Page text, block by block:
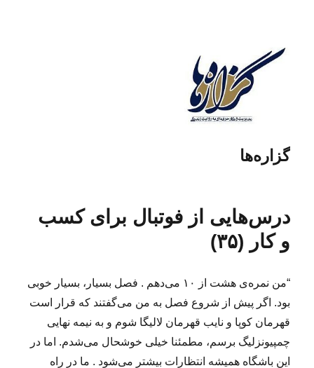
گزاره‌ها
درس‌هایی از فوتبال برای کسب
و کار (۳۵)
“من نمره‌ی هشت از ۱۰ می‌دهم . فصل بسیار، بسیار خوبی
بود. اگر پیش از شروع فصل به من می‌گفتند که قرار است
قهرمان کوپا و نایب قهرمان لالیگا شوم و به نیمه نهایی
چمپیونزلیگ برسم، مطمئنا خیلی خوشحال می‌شدم. اما در
این باشگاه همیشه انتظارات بیشتر می‌شود . ما در راه